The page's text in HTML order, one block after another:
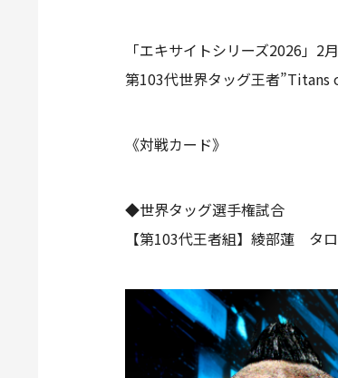
「エキサイトシリーズ2026」2
第103代世界タッグ王者”Titans
《対戦カード》
◆世界タッグ選手権試合
【第103代王者組】綾部蓮